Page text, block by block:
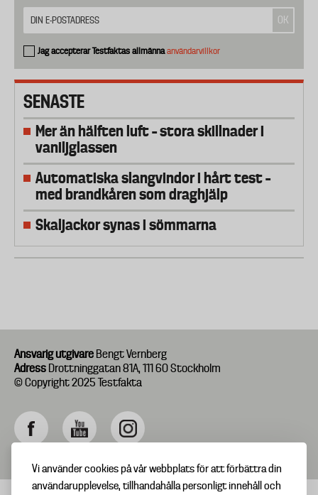
Vi använder cookies på vår webbplats för att förbättra din
användarupplevelse, tillhandahålla personligt innehåll och
Jag accepterar Testfaktas allmännaanvändarvillkor
SENASTE
Mer än hälften luft – stora skillnader i
vaniljglassen
Automatiska slangvindor i hårt test –
med brandkåren som draghjälp
Skaljackor synas i sömmarna
Ansvarig utgivare Bengt Vernberg
Adress Drottninggatan 81A, 111 60 Stockholm
© Copyright 2025 Testfakta